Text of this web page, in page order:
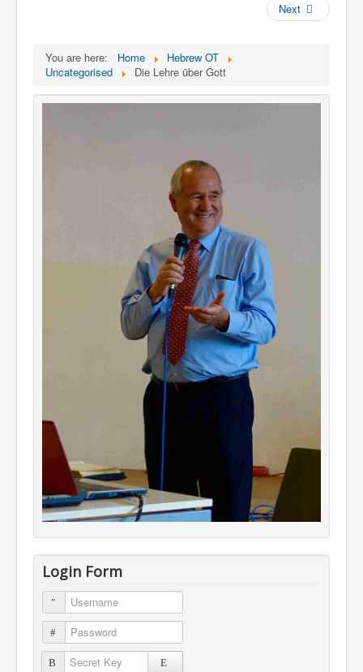
Next
You are here: Home
Hebrew OT
Uncategorised
Die Lehre über Gott
Login Form
Username
Password
Secret Key